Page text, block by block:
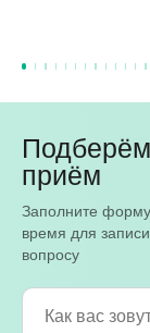
приём
Заполните
время для
вопросу